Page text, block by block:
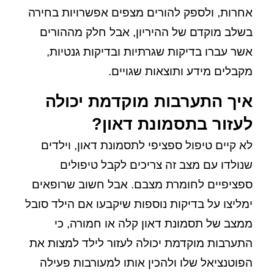
אחרות, ולספק להורים מצפים אפשרויות בחירה
בשלב מוקדם של ההיריון, אבל חלק מההורים
אשר עברו בדיקות שגרתיות ובדיקות גנטיות,
מקבלים מידע ותוצאות שגויים.
איך התערבות מוקדמת יכולה
לעזור בתסמונת דאון?
לא קיים טיפול ספציפי לתסמונת דאון, וילדים
שנולדו עם מצב זה צריכים לקבל טיפולים
ספציפיים לחומרת מצבם. אבל חשוב שרופאים
ימליצו על בדיקות נוספות שיקבעו אם הילד סובל
ממצב של תסמונת דאון קלה או חמורה, כי
התערבות מוקדמת יכולה לעזור לילד למצות את
הפוטנציאל שלו ולהכין אותו למעורבות פעילה